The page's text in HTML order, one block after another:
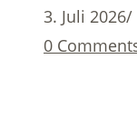
3. Juli 2026/
0